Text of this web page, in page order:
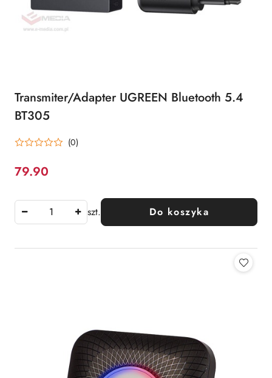
Transmiter/Adapter UGREEN Bluetooth 5.4
BT305
(0)
Cena:
79.90
szt. Do koszyka